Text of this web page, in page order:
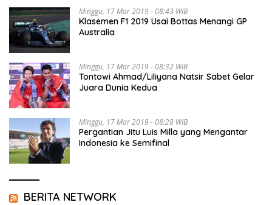
Minggu, 17 Mar 2019 - 08:43 WIB
Klasemen F1 2019 Usai Bottas Menangi GP
Australia
Minggu, 17 Mar 2019 - 08:32 WIB
Tontowi Ahmad/Liliyana Natsir Sabet Gelar
Juara Dunia Kedua
Minggu, 17 Mar 2019 - 08:28 WIB
Pergantian Jitu Luis Milla yang Mengantar
Indonesia ke Semifinal
BERITA NETWORK